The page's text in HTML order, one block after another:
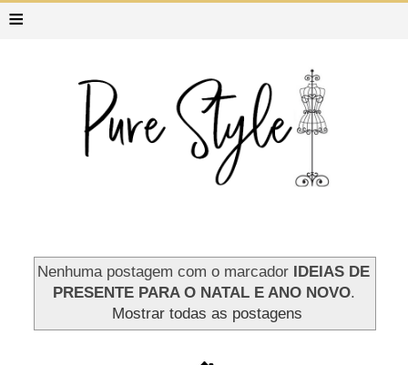
≡
Nenhuma postagem com o marcador
IDEIAS DE
PRESENTE PARA O NATAL E ANO NOVO.
Mostrar todas as postagens